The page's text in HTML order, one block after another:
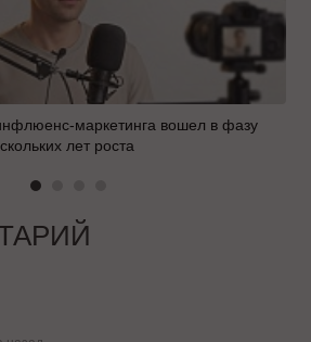
маркетинга вошел в фазу
лет роста